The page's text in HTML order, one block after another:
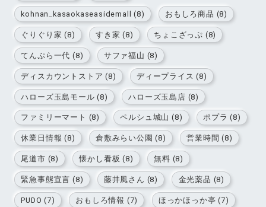
kohnan_kasaokaseasidemall (8) おもしろ商品 (8)
ぐりぐり家 (8) すき家 (8) ちょこざっぷ (8)
てんぷら一代 (8) サファ福山 (8)
ディスカウントストア (8) ディープライス (8)
ハローズ玉島モール (8) ハローズ玉島店 (8)
ファミリーマート (8) ペルシュ城山 (8) ポプラ (8)
休業日情報 (8) 倉敷みらい公園 (8) 営業時間 (8)
尾道市 (8) 懐かし看板 (8) 無料 (8)
緊急事態宣言 (8) 藤井風さん (8) 金光薬品 (8)
PUDO (7) おもしろ情報 (7) ほっかほっか亭 (7)